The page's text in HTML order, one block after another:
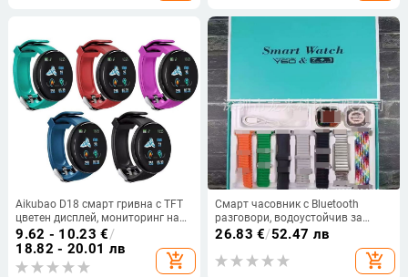
mAh
Aikubao D18 смарт гривна с TFT
цветен дисплей, мониторинг на
сърдечния ритъм, следене на
съня и педометър — пускана през
2023 г.
9.62 - 10.23 €/
18.82 - 20.01 лв
add_shopping_cart
Смарт часовник с Bluetooth
разговори, водоустойчив за
ежедневна употреба, корпус от
зареждане, мониторинг на
сърдечната честота и кислород в
26.83 €/52.47 лв
add_shopping_cart